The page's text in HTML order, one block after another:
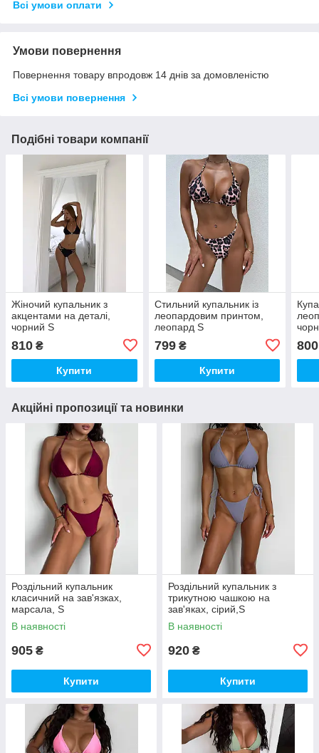
Всі умови оплати
Умови повернення
Повернення товару впродовж 14 днів за домовленістю
Всі умови повернення
Подібні товари компанії
Жіночий купальник з
акцентами на деталі,
чорний S
810 ₴
Купити
Стильний купальник із
леопардовим принтом,
леопард S
799₴
Купити
800
Акційні пропозиції та новинки
Роздільний купальник
класичний на зав'язках,
марсала, S
В наявності
905 ₴
Купити
Роздільний купальник з
трикутною чашкою на
зав'яках, сірий,S
В наявності
920 ₴
Купити